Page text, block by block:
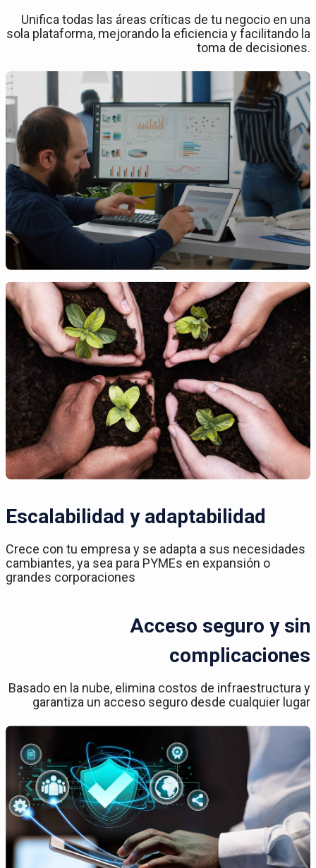
Unifica todas las áreas críticas de tu negocio en una
sola plataforma, mejorando la eficiencia y facilitando la
toma de decisiones.
Escalabilidad y adaptabilidad
Crece con tu empresa y se adapta a sus necesidades
cambiantes, ya sea para PYMEs en expansión o
grandes corporaciones
Acceso seguro y sin
complicaciones
Basado en la nube, elimina costos de infraestructura y
garantiza un acceso seguro desde cualquier lugar